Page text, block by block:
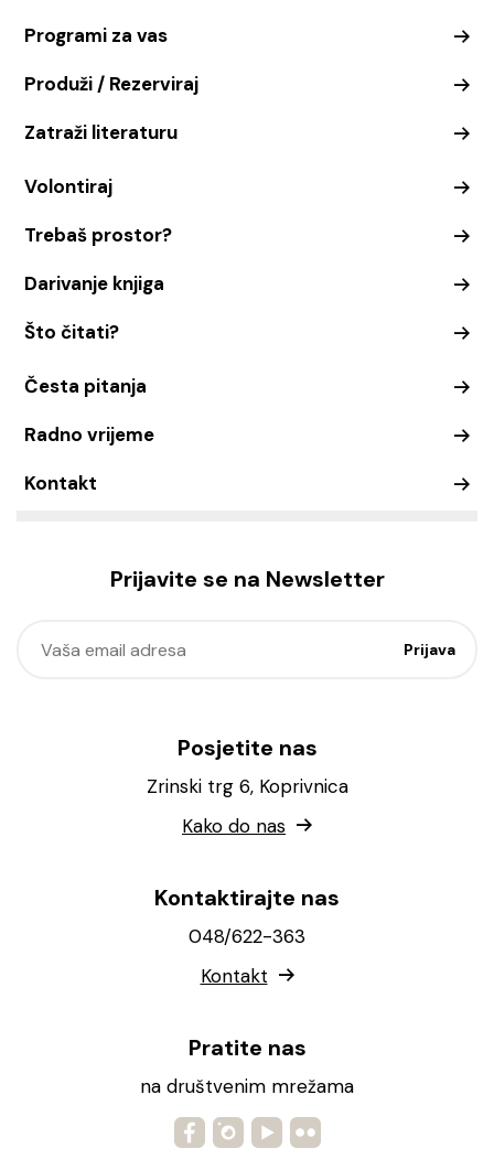
Programi za vas
Produži / Rezerviraj
Zatraži literaturu
Volontiraj
Trebaš prostor?
Darivanje knjiga
Što čitati?
Česta pitanja
Radno vrijeme
Kontakt
Prijavite se na Newsletter
Posjetite nas
Zrinski trg 6, Koprivnica
Kako do nas
Kontaktirajte nas
048/622-363
Kontakt
Pratite nas
na društvenim mrežama